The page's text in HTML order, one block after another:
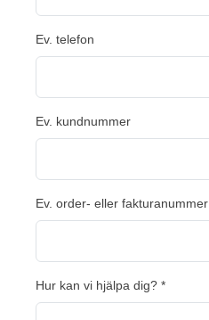
Ev. telefon
Ev. kundnummer
Ev. order- eller fakturanummer
Hur kan vi hjälpa dig? *